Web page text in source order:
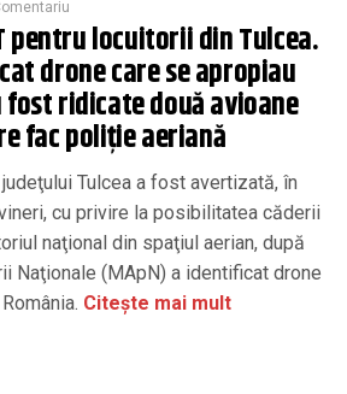
pentru locuitorii din Tulcea.
drone care se apropiau
fost ridicate două avioane
fac poliție aeriană
Tulcea a fost avertizată, în
cu privire la posibilitatea căderii
naţional din spaţiul aerian, după
Naţionale (MApN) a identificat drone
Citește mai mult